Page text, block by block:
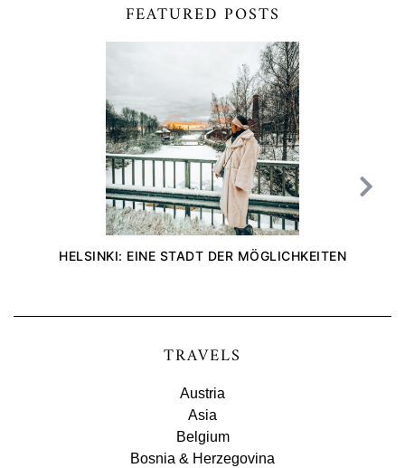
FEATURED POSTS
HELSINKI: EINE STADT DER MÖGLICHKEITEN
TRAVELS
Austria
Asia
Belgium
Bosnia & Herzegovina